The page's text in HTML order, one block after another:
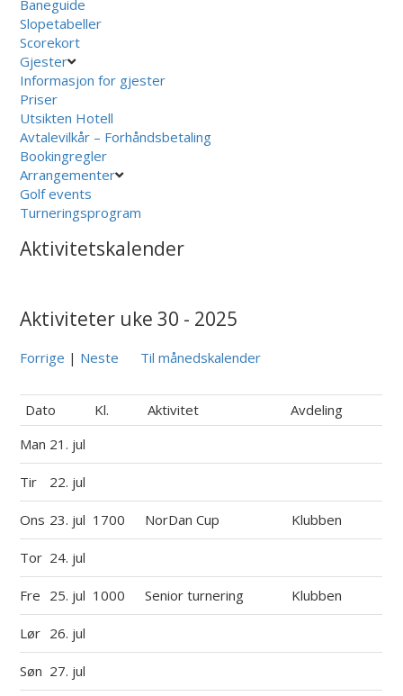
Baneguide
Slopetabeller
Scorekort
Gjester
Informasjon for gjester
Priser
Utsikten Hotell
Avtalevilkår – Forhåndsbetaling
Bookingregler
Arrangementer
Golf events
Turneringsprogram
Aktivitetskalender
Aktiviteter uke 30 - 2025
Forrige | Neste Til månedskalender
Dato Kl. Aktivitet
Avdeling
Man 21. jul
Tir 22. jul
Ons 23. jul 1700 NorDan Cup Klubben
Tor 24. jul
Fre 25. jul 1000 Senior turnering Klubben
Lør 26. jul
Søn 27. jul